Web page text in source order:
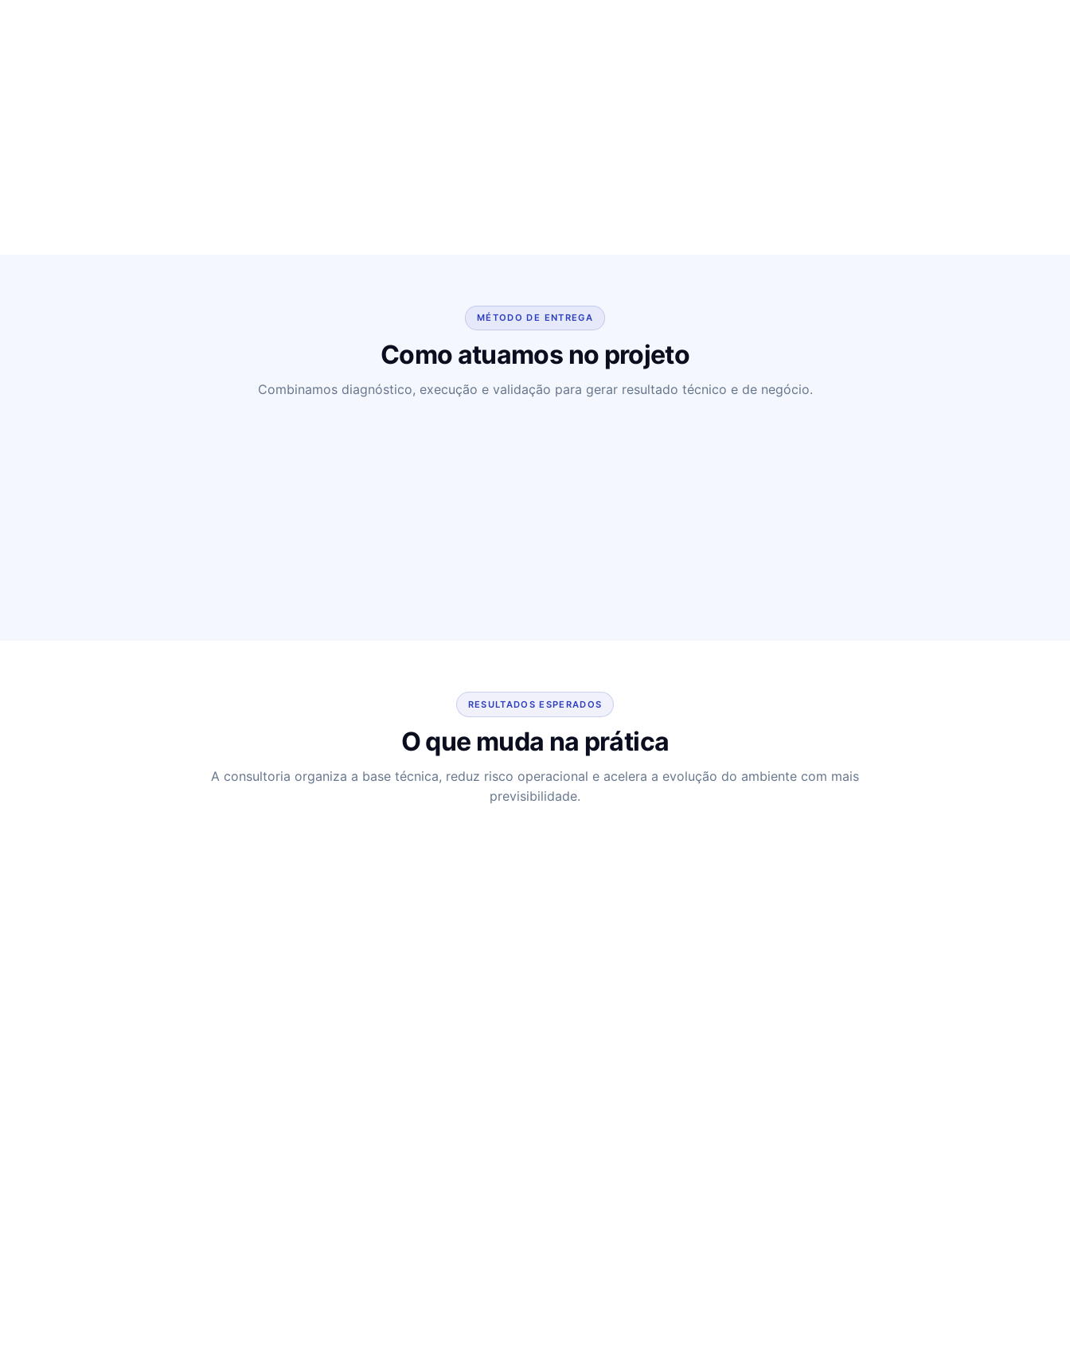
MÉTODO DE ENTREGA
Como atuamos no projeto
Combinamos diagnóstico, execução e validação para gerar resultado técnico e de negócio.
RESULTADOS ESPERADOS
O que muda na prática
A consultoria organiza a base técnica, reduz risco operacional e acelera a evolução do ambiente com mais
previsibilidade.